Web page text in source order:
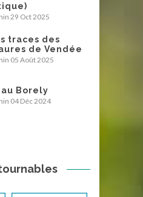
29 Oct 2025
traces des
de Vendée
05 Août 2025
Borely
04 Déc 2024